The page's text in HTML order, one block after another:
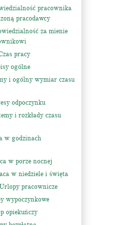
pracownika
pracodawcy
za mienie
pracy
ogólne
i ogólny wymiar czasu
odpoczynku
i rozkłady czasu
w godzinach
w porze nocnej
w niedziele i święta
pracownicze
wypoczynkowe
opiekuńczy